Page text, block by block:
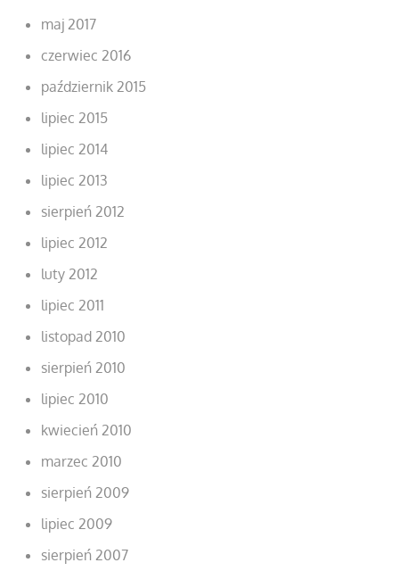
maj 2017
czerwiec 2016
październik 2015
lipiec 2015
lipiec 2014
lipiec 2013
sierpień 2012
lipiec 2012
luty 2012
lipiec 2011
listopad 2010
sierpień 2010
lipiec 2010
kwiecień 2010
marzec 2010
sierpień 2009
lipiec 2009
sierpień 2007